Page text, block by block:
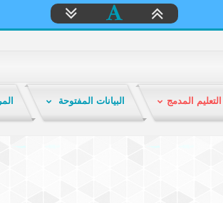
التعليم المدمج البيانات المفتوحة